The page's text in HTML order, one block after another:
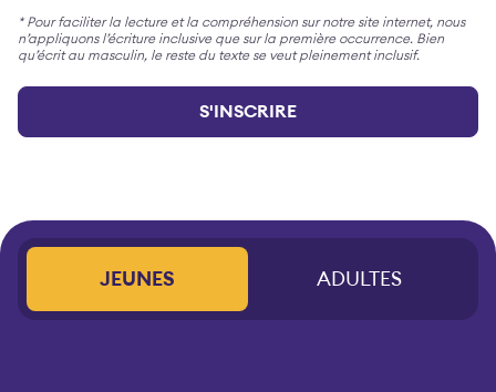
* Pour faciliter la lecture et la compréhension sur notre site internet, nous
n’appliquons l’écriture inclusive que sur la première occurrence. Bien
qu’écrit au masculin, le reste du texte se veut pleinement inclusif.
S'INSCRIRE
JEUNES ADULTES